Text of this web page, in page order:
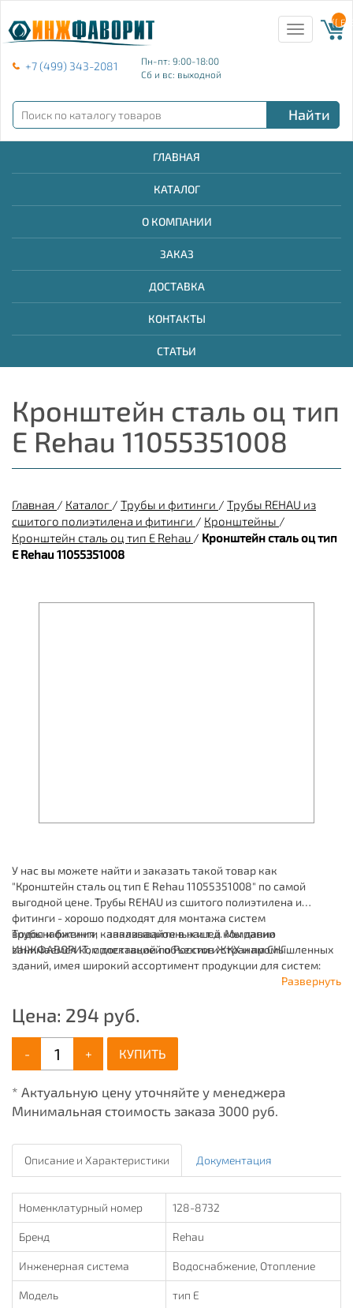
+7 (499) 343-2081
Пн-пт: 9:00-18:00
Сб и вс: выходной
Toggle
navigation
{{
Найти
ГЛАВНАЯ
КАТАЛОГ
О КОМПАНИИ
ЗАКАЗ
ДОСТАВКА
КОНТАКТЫ
СТАТЬИ
Кронштейн сталь оц тип
Е Rehau 11055351008
Главная / Каталог / Трубы и фитинги / Трубы REHAU из
сшитого полиэтилена и фитинги / Кронштейны /
Кронштейн сталь оц тип Е Rehau / Кронштейн сталь оц тип
Е Rehau 11055351008
У нас вы можете найти и заказать такой товар как
"Кронштейн сталь оц тип Е Rehau 11055351008" по самой
выгодной цене. Трубы REHAU из сшитого полиэтилена и
фитинги - хорошо подходят для монтажа систем
водоснабжения, канализационных и т.д. Мы давно
занимаемся комплектацией объектов ЖКХ и промышленных
зданий, имея широкий ассортимент продукции для систем:
отопления, водоснабжения, канализации и пожаротушения.
Трубы и фитинги - заказывайте в нашей компании
ИНЖФАВОРИТ, с доставкой по России и странам СНГ.
Развернуть
Цена: 294 руб.
- + КУПИТЬ
* Актуальную цену уточняйте у менеджера
Минимальная стоимость заказа 3000 руб.
Описание и Характеристики Документация
Номенклатурный номер 128-8732
Бренд Rehau
Инженерная система Водоснабжение, Отопление
Модель тип Е